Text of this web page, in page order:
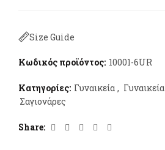
Size Guide
Κωδικός προϊόντος: 10001-6UR
Κατηγορίες: Γυναικεία , Γυναικεία
Σαγιονάρες
Share